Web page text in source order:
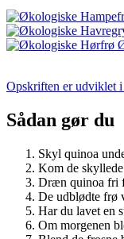
Opskriften er udviklet
Sådan gør du
Skyl quinoa
Kom de
Dræn quinoa fri
De udblødte frø
Har du lavet en
Om morgenen